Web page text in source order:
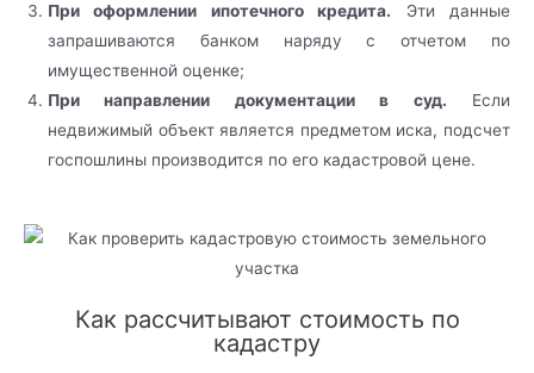
При оформлении ипотечного кредита. Эти данные
запрашиваются банком наряду с отчетом по
имущественной оценке;
При направлении документации в суд. Если
недвижимый объект является предметом иска, подсчет
госпошлины производится по его кадастровой цене.
Как рассчитывают стоимость по
кадастру